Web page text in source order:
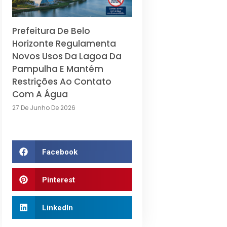
Prefeitura De Belo
Horizonte Regulamenta
Novos Usos Da Lagoa Da
Pampulha E Mantém
Restrições Ao Contato
Com A Água
27 De Junho De 2026
Facebook
Pinterest
LinkedIn